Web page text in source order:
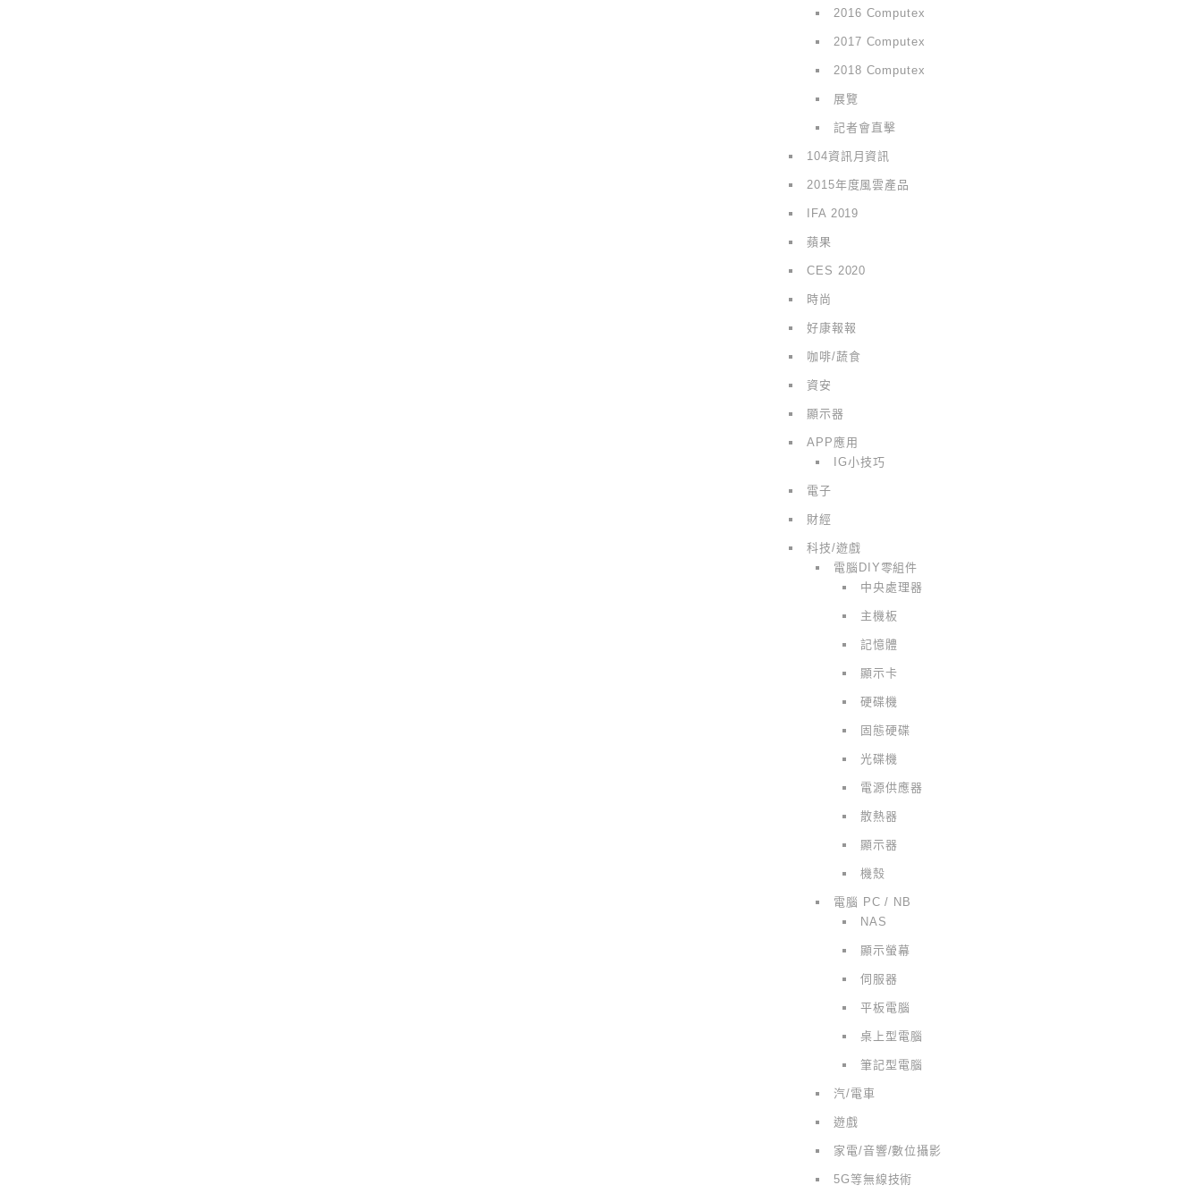
2016 Computex
2017 Computex
2018 Computex
展覽
記者會直擊
104資訊月資訊
2015年度風雲產品
IFA 2019
蘋果
CES 2020
時尚
好康報報
咖啡/蔬食
資安
顯示器
APP應用
IG小技巧
電子
財經
科技/遊戲
電腦DIY零組件
中央處理器
主機板
記憶體
顯示卡
硬碟機
固態硬碟
光碟機
電源供應器
散熱器
顯示器
機殼
電腦 PC / NB
NAS
顯示螢幕
伺服器
平板電腦
桌上型電腦
筆記型電腦
汽/電車
遊戲
家電/音響/數位攝影
5G等無線技術